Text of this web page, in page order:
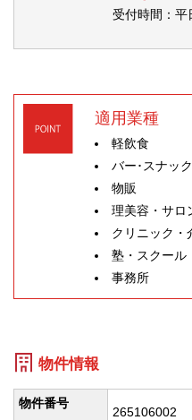
受付時間：平
適用業種
軽飲食
バー･スナッ
物販
理美容・サロ
クリニック・
塾・スクール
事務所
物件情報
物件番号
265106002